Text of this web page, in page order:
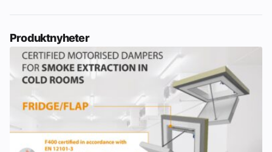
Produktnyheter